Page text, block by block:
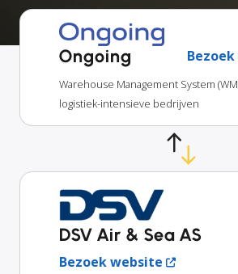
Ongoing
Warehouse Management System
logistiek-intensieve bedrijven
DSV Air & Sea AS
Bezoek website